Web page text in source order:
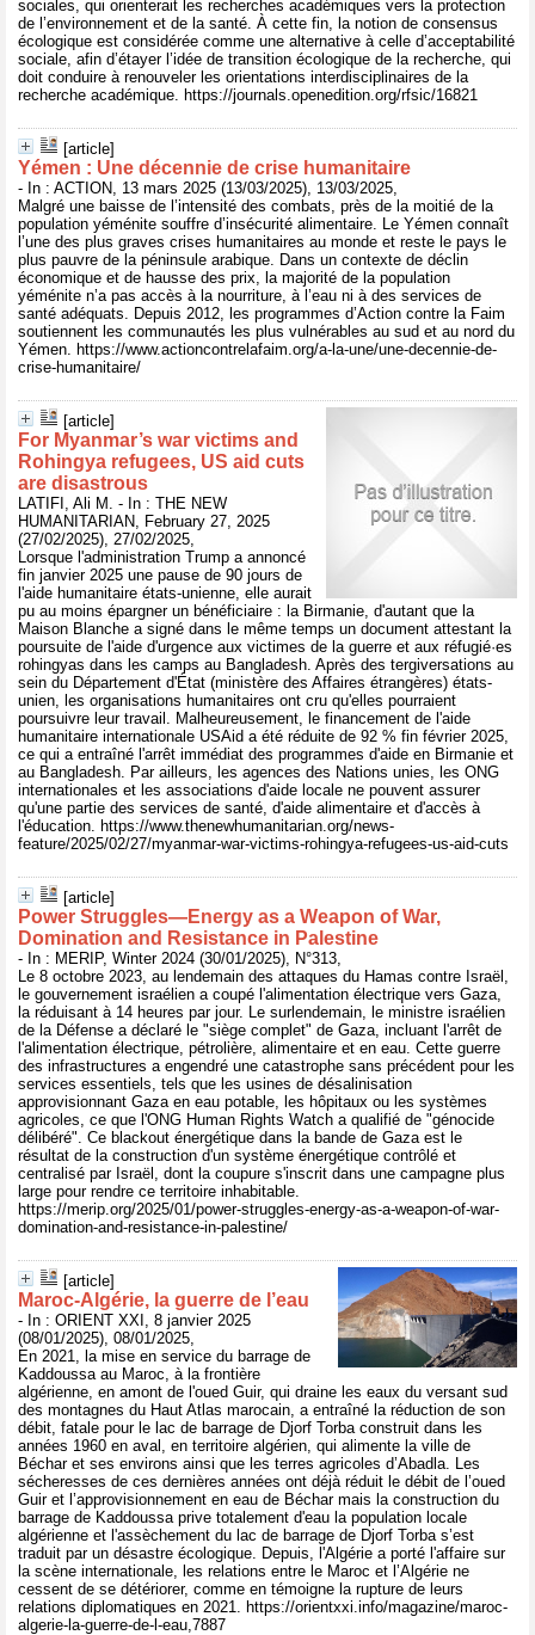
sociales, qui orienterait les recherches académiques vers la protection
de l’environnement et de la santé. À cette fin, la notion de consensus
écologique est considérée comme une alternative à celle d’acceptabilité
sociale, afin d’étayer l’idée de transition écologique de la recherche, qui
doit conduire à renouveler les orientations interdisciplinaires de la
recherche académique. https://journals.openedition.org/rfsic/16821
[article]
Yémen : Une décennie de crise humanitaire
- In : ACTION, 13 mars 2025 (13/03/2025), 13/03/2025,
Malgré une baisse de l’intensité des combats, près de la moitié de la
population yéménite souffre d’insécurité alimentaire. Le Yémen connaît
l’une des plus graves crises humanitaires au monde et reste le pays le
plus pauvre de la péninsule arabique. Dans un contexte de déclin
économique et de hausse des prix, la majorité de la population
yéménite n’a pas accès à la nourriture, à l’eau ni à des services de
santé adéquats. Depuis 2012, les programmes d’Action contre la Faim
soutiennent les communautés les plus vulnérables au sud et au nord du
Yémen. https://www.actioncontrelafaim.org/a-la-une/une-decennie-de-
crise-humanitaire/
[article]
For Myanmar’s war victims and
Rohingya refugees, US aid cuts
are disastrous
LATIFI, Ali M. - In : THE NEW
HUMANITARIAN, February 27, 2025
(27/02/2025), 27/02/2025,
Lorsque l'administration Trump a annoncé
fin janvier 2025 une pause de 90 jours de
l'aide humanitaire états-unienne, elle aurait
pu au moins épargner un bénéficiaire : la Birmanie, d'autant que la
Maison Blanche a signé dans le même temps un document attestant la
poursuite de l'aide d'urgence aux victimes de la guerre et aux réfugié·es
rohingyas dans les camps au Bangladesh. Après des tergiversations au
sein du Département d'État (ministère des Affaires étrangères) états-
unien, les organisations humanitaires ont cru qu'elles pourraient
poursuivre leur travail. Malheureusement, le financement de l'aide
humanitaire internationale USAid a été réduite de 92 % fin février 2025,
ce qui a entraîné l'arrêt immédiat des programmes d'aide en Birmanie et
au Bangladesh. Par ailleurs, les agences des Nations unies, les ONG
internationales et les associations d'aide locale ne pouvent assurer
qu'une partie des services de santé, d'aide alimentaire et d'accès à
l'éducation. https://www.thenewhumanitarian.org/news-
feature/2025/02/27/myanmar-war-victims-rohingya-refugees-us-aid-cuts
[article]
Power Struggles—Energy as a Weapon of War,
Domination and Resistance in Palestine
- In : MERIP, Winter 2024 (30/01/2025), N°313,
Le 8 octobre 2023, au lendemain des attaques du Hamas contre Israël,
le gouvernement israélien a coupé l'alimentation électrique vers Gaza,
la réduisant à 14 heures par jour. Le surlendemain, le ministre israélien
de la Défense a déclaré le "siège complet" de Gaza, incluant l'arrêt de
l'alimentation électrique, pétrolière, alimentaire et en eau. Cette guerre
des infrastructures a engendré une catastrophe sans précédent pour les
services essentiels, tels que les usines de désalinisation
approvisionnant Gaza en eau potable, les hôpitaux ou les systèmes
agricoles, ce que l'ONG Human Rights Watch a qualifié de "génocide
délibéré". Ce blackout énergétique dans la bande de Gaza est le
résultat de la construction d'un système énergétique contrôlé et
centralisé par Israël, dont la coupure s'inscrit dans une campagne plus
large pour rendre ce territoire inhabitable.
https://merip.org/2025/01/power-struggles-energy-as-a-weapon-of-war-
domination-and-resistance-in-palestine/
[article]
Maroc-Algérie, la guerre de l’eau
- In : ORIENT XXI, 8 janvier 2025
(08/01/2025), 08/01/2025,
En 2021, la mise en service du barrage de
Kaddoussa au Maroc, à la frontière
algérienne, en amont de l'oued Guir, qui draine les eaux du versant sud
des montagnes du Haut Atlas marocain, a entraîné la réduction de son
débit, fatale pour le lac de barrage de Djorf Torba construit dans les
années 1960 en aval, en territoire algérien, qui alimente la ville de
Béchar et ses environs ainsi que les terres agricoles d’Abadla. Les
sécheresses de ces dernières années ont déjà réduit le débit de l’oued
Guir et l’approvisionnement en eau de Béchar mais la construction du
barrage de Kaddoussa prive totalement d'eau la population locale
algérienne et l'assèchement du lac de barrage de Djorf Torba s’est
traduit par un désastre écologique. Depuis, l'Algérie a porté l'affaire sur
la scène internationale, les relations entre le Maroc et l’Algérie ne
cessent de se détériorer, comme en témoigne la rupture de leurs
relations diplomatiques en 2021. https://orientxxi.info/magazine/maroc-
algerie-la-guerre-de-l-eau,7887